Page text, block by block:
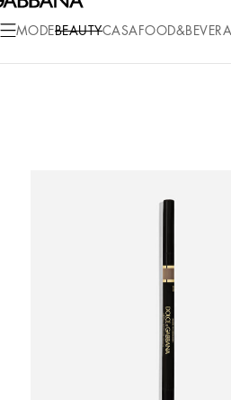
MODEBEAUTYCASA
COLLECTIONS